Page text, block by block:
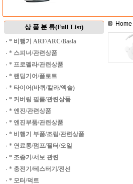
상 품 분 류(Full List)
· * 비행기 ARF/ARC/Basla
· * 스피너/관련상품
· * 프로펠라/관련상품
· * 랜딩기어/플로트
· * 타이어(바퀴/칼라/엑슬)
· * 커버링 필름/관련상품
· * 엔진/관련상품
· * 엔진부품/관련상품
· * 비행기 부품/조립/관련상품
· * 연료통/펌프/필터/오일
· * 조종기/서보 관련
· * 충전기/테스터기/전선
· * 모터/덕트
Home